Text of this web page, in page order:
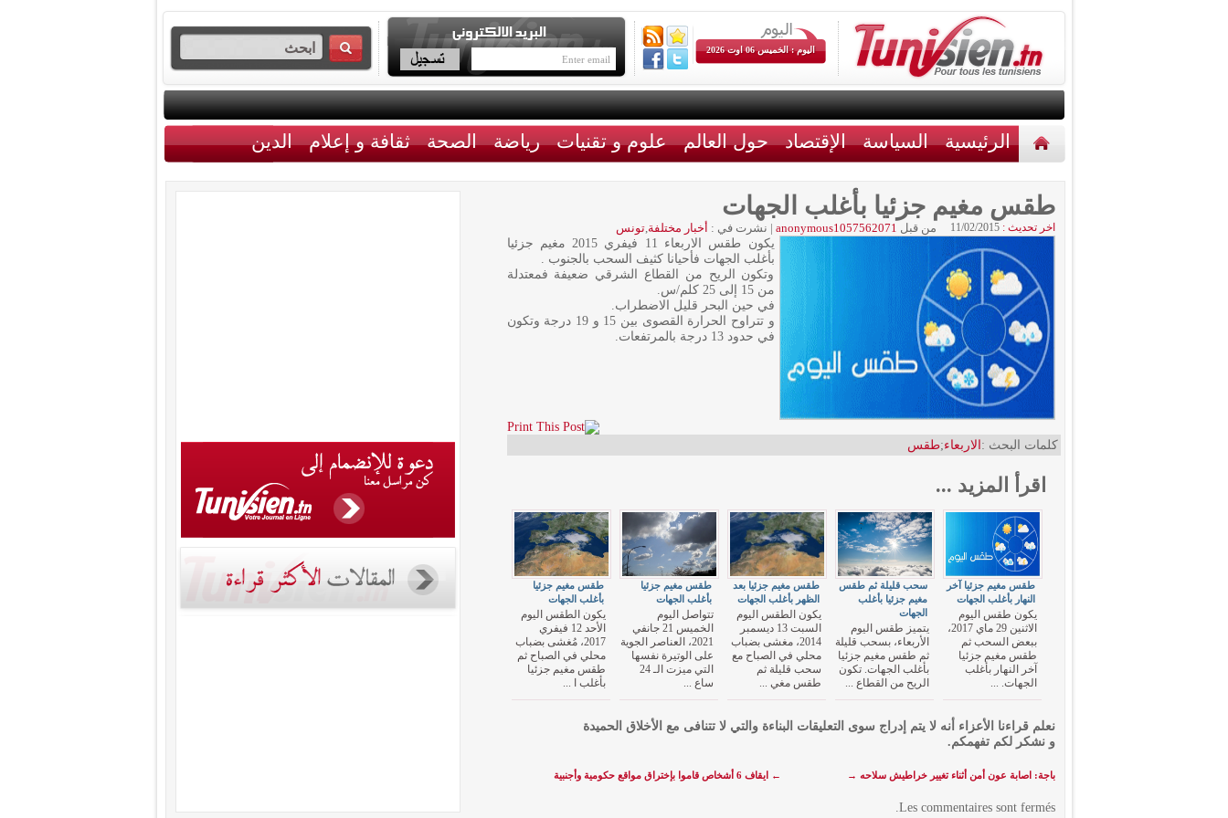
اليوم : الخميس 06 اوت 2026
الرئيسية السياسة الإقتصاد حول العالم علوم و تقنيات رياضة الصحة ثقافة و إعلام الدين
طقس مغيم جزئيا بأغلب الجهات
اخر تحديث : 11/02/2015 من قبل anonymous1057562071
| نشرت في : أخبار مختلفة,تونس
يكون طقس الاربعاء 11 فيفري 2015 مغيم جزئيا
بأغلب الجهات فأحيانا كثيف السحب بالجنوب .
وتكون الريح من القطاع الشرقي ضعيفة فمعتدلة
من 15 إلى 25 كلم/س.
في حين البحر قليل الاضطراب.
و تتراوح الحرارة القصوى بين 15 و 19 درجة وتكون
في حدود 13 درجة بالمرتفعات.
كلمات البحث : الاربعاء;طقس
اقرأ المزيد ...
طقس مغيم جزئيا
بأغلب الجهات
يكون الطقس اليوم
الأحد 12 فيفري
2017، مُغشى بضباب
محلي في الصباح ثم
طقس مغيم جزئيا
بأغلب ا ...
طقس مغيم جزئيا
بأغلب الجهات
تتواصل اليوم
الخميس 21 جانفي
2021، العناصر الجوية
على الوتيرة نفسها
التي ميزت الـ 24
ساع ...
طقس مغيم جزئيا بعد
الظهر بأغلب الجهات
يكون الطقس اليوم
السبت 13 ديسمبر
2014، مغشى بضباب
محلي في الصباح مع
سحب قليلة ثم
طقس مغي ...
سحب قليلة ثم طقس
مغيم جزئيا بأغلب
الجهات
يتميز طقس اليوم
الأربعاء، بسحب قليلة
ثم طقس مغيم جزئيا
بأغلب الجهات. تكون
الريح من القطاع ...
طقس مغيم جزئيا آخر
النهار بأغلب الجهات
يكون طقس اليوم
الاثنين 29 ماي 2017،
ببعض السحب ثم
طقس مغيم جزئيا
آخر النهار بأغلب
الجهات. ...
نعلم قراءنا الأعزاء أنه لا يتم إدراج سوى التعليقات البناءة والتي لا تتنافى مع الأخلاق الحميدة
و نشكر لكم تفهمكم.
← ايقاف 6 أشخاص قاموا بإختراق مواقع حكومية وأجنبية باجة: اصابة عون أمن أثناء تغيير خراطيش سلاحه →
Les commentaires sont fermés.